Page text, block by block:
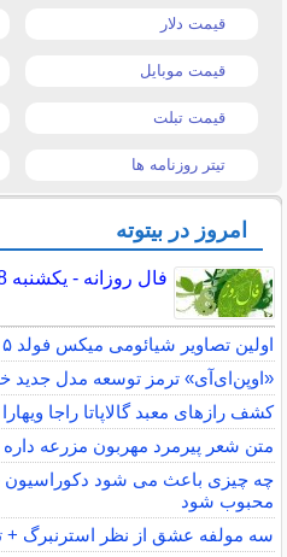
قیمت دلار
قیمت موبایل
قیمت تبلت
تیتر روزنامه ها
امروز در بیتوته
فال روزانه - یکشنبه 18 مرداد 1405
اولین تصاویر شیائومی میکس فولد ۵ منتشر شد
«اوپن‌ای‌آی» ترمز توسعه مدل جدید
کشف رازهای معبد گالاپاتا راجا
متن شعر پیرمرد مهربون مزرعه داره
چه چیزی باعث می شود دکوراسیون
محبوب شود
سه مولفه عشق از نظر استرنبرگ